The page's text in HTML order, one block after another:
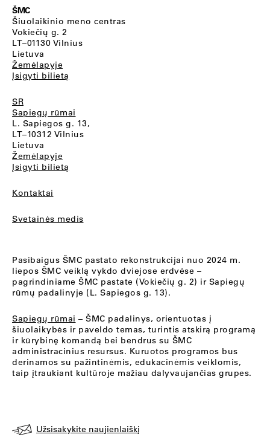
ŠMC
Šiuolaikinio meno centras
Vokiečių g. 2
LT–01130 Vilnius
Lietuva
Žemėlapyje
Įsigyti bilietą
SR
Sapiegų rūmai
L. Sapiegos g. 13,
LT–10312 Vilnius
Lietuva
Žemėlapyje
Įsigyti bilietą
Kontaktai
Svetainės medis
Pasibaigus ŠMC pastato rekonstrukcijai nuo 2024 m.
liepos ŠMC veiklą vykdo dviejose erdvėse –
pagrindiniame ŠMC pastate (Vokiečių g. 2) ir Sapiegų
rūmų padalinyje (L. Sapiegos g. 13).
Sapiegų rūmai – ŠMC padalinys, orientuotas į
šiuolaikybės ir paveldo temas, turintis atskirą programą
ir kūrybinę komandą bei bendrus su ŠMC
administracinius resursus. Kuruotos programos bus
derinamos su pažintinėmis, edukacinėmis veiklomis,
taip įtraukiant kultūroje mažiau dalyvaujančias grupes.
Užsisakykite naujienlaiškį